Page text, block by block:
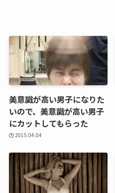
美意識が高い男子になりた
いので、美意識が高い男子
にカットしてもらった
2015.04.04